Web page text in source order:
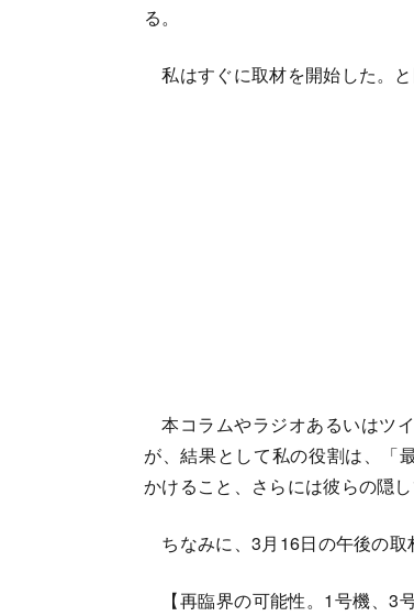
る。
私はすぐに取材を開始した。
本コラムやラジオあるいはツ
が、結果として私の役割は、「
かけること、さらには彼らの隠
ちなみに、3月16日の午後の取
【再臨界の可能性。1号機、3